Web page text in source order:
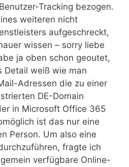
Tracking bezogen.
weiteren nicht
aufgeschreckt,
wissen – sorry liebe
ja oben schon geoutet,
Detail weiß wie man
Adressen die zu einer
DE-Domain
in Microsoft Office 365
ist das nur eine
Person. Um also eine
fragte ich
verfügbare Online-